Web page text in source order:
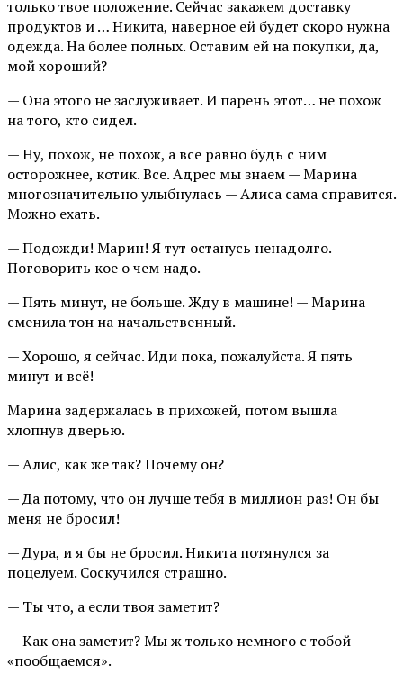
только твое положение. Сейчас закажем доставку
продуктов и … Никита, наверное ей будет скоро нужна
одежда. На более полных. Оставим ей на покупки, да,
мой хороший?
— Она этого не заслуживает. И парень этот… не похож
на того, кто сидел.
— Ну, похож, не похож, а все равно будь с ним
осторожнее, котик. Все. Адрес мы знаем — Марина
многозначительно улыбнулась — Алиса сама справится.
Можно ехать.
— Подожди! Марин! Я тут останусь ненадолго.
Поговорить кое о чем надо.
— Пять минут, не больше. Жду в машине! — Марина
сменила тон на начальственный.
— Хорошо, я сейчас. Иди пока, пожалуйста. Я пять
минут и всё!
Марина задержалась в прихожей, потом вышла
хлопнув дверью.
— Алис, как же так? Почему он?
— Да потому, что он лучше тебя в миллион раз! Он бы
меня не бросил!
— Дура, и я бы не бросил. Никита потянулся за
поцелуем. Соскучился страшно.
— Ты что, а если твоя заметит?
— Как она заметит? Мы ж только немного с тобой
«пообщаемся».